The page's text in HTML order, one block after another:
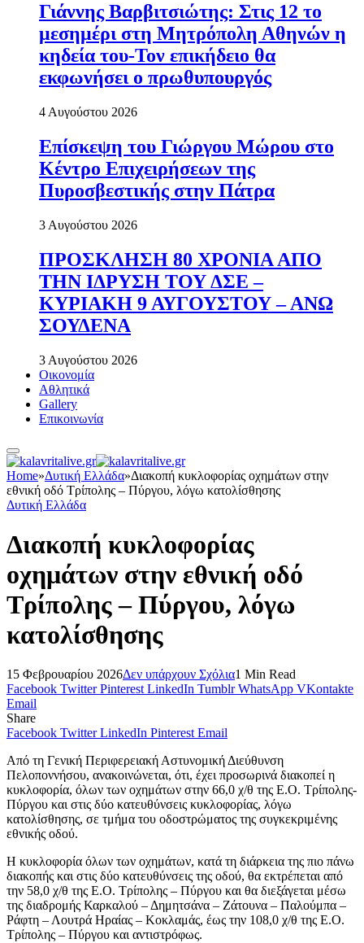
Γιάννης Βαρβιτσιώτης: Στις 12 το
μεσημέρι στη Μητρόπολη Αθηνών η
κηδεία του-Τον επικήδειο θα
εκφωνήσει ο πρωθυπουργός
4 Αυγούστου 2026
Επίσκεψη του Γιώργου Μώρου στο
Κέντρο Επιχειρήσεων της
Πυροσβεστικής στην Πάτρα
3 Αυγούστου 2026
ΠΡΟΣΚΛΗΣΗ 80 ΧΡΟΝΙΑ ΑΠΟ
ΤΗΝ ΙΔΡΥΣΗ ΤΟΥ ΔΣΕ –
ΚΥΡΙΑΚΗ 9 ΑΥΓΟΥΣΤΟΥ – ΑΝΩ
ΣΟΥΔΕΝΑ
3 Αυγούστου 2026
Οικονομία
Αθλητικά
Gallery
Επικοινωνία
Home»Δυτική Ελλάδα»Διακοπή κυκλοφορίας οχημάτων στην
εθνική οδό Τρίπολης – Πύργου, λόγω κατολίσθησης
Δυτική Ελλάδα
Διακοπή κυκλοφορίας
οχημάτων στην εθνική οδό
Τρίπολης – Πύργου, λόγω
κατολίσθησης
15 Φεβρουαρίου 2026Δεν υπάρχουν Σχόλια1 Min Read
Facebook Twitter Pinterest LinkedIn Tumblr WhatsApp VKontakte
Email
Share
Facebook Twitter LinkedIn Pinterest Email
Από τη Γενική Περιφερειακή Αστυνομική Διεύθυνση
Πελοποννήσου, ανακοινώνεται, ότι, έχει προσωρινά διακοπεί η
κυκλοφορία, όλων των οχημάτων στην 66,0 χ/θ της Ε.Ο. Τρίπολης-
Πύργου και στις δύο κατευθύνσεις κυκλοφορίας, λόγω
κατολίσθησης, σε τμήμα του οδοστρώματος της συγκεκριμένης
εθνικής οδού.
Η κυκλοφορία όλων των οχημάτων, κατά τη διάρκεια της πιο πάνω
διακοπής και στις δύο κατευθύνσεις της οδού, θα εκτρέπεται από
την 58,0 χ/θ της Ε.Ο. Τρίπολης – Πύργου και θα διεξάγεται μέσω
της διαδρομής Καρκαλού – Δημητσάνα – Ζάτουνα – Παλούμπα –
Ράφτη – Λουτρά Ηραίας – Κοκλαμάς, έως την 108,0 χ/θ της Ε.Ο.
Τρίπολης – Πύργου και αντιστρόφως.